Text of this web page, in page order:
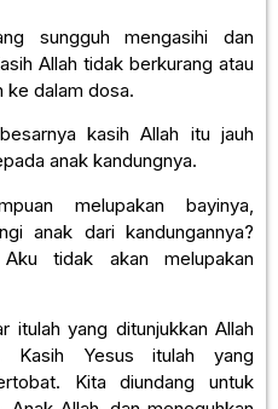
sungguh mengasihi dan
Allah tidak berkurang atau
ke dalam dosa.
kasih Allah itu jauh
anak kandungnya.
melupakan bayinya,
anak dari kandungannya?
tidak akan melupakan
itulah yang ditunjukkan Allah
Kasih Yesus itulah yang
Kita diundang untuk